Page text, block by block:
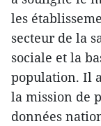
les
secteur de la
sociale et la
population. Il
la mission de
données